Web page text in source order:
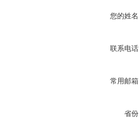
您的姓名
联系电话
常用邮箱
省份